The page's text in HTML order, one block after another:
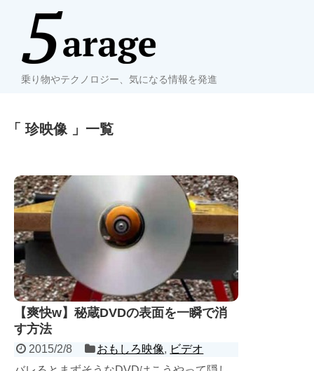
乗り物やテクノロジー、気になる情報を発進
「 珍映像 」一覧
【爽快w】秘蔵DVDの表面を一瞬で消
す方法
2015/2/8 おもしろ映像, ビデオ